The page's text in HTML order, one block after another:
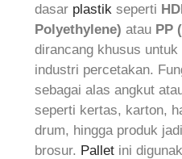
dasar plastik seperti
Polyethylene) atau PP
dirancang khusus
industri percetakan.
sebagai alas angkut
seperti kertas, karton,
drum, hingga produk
brosur. Pallet ini